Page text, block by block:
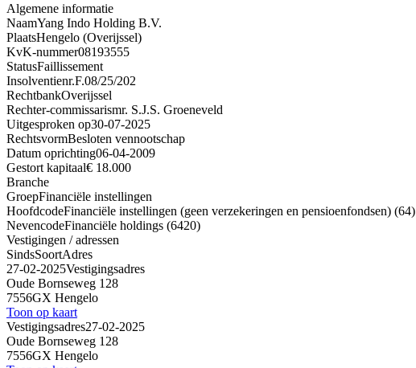
Algemene informatie
NaamYang Indo Holding B.V.
PlaatsHengelo (Overijssel)
KvK-nummer08193555
StatusFaillissement
Insolventienr.F.08/25/202
RechtbankOverijssel
Rechter-commissarismr. S.J.S. Groeneveld
Uitgesproken op30-07-2025
RechtsvormBesloten vennootschap
Datum oprichting06-04-2009
Gestort kapitaal€ 18.000
Branche
GroepFinanciële instellingen
HoofdcodeFinanciële instellingen (geen verzekeringen en pensioenfondsen) (64)
NevencodeFinanciële holdings (6420)
Vestigingen / adressen
SindsSoortAdres
27-02-2025Vestigingsadres
Oude Bornseweg 128
7556GX Hengelo
Toon op kaart
Vestigingsadres27-02-2025
Oude Bornseweg 128
7556GX Hengelo